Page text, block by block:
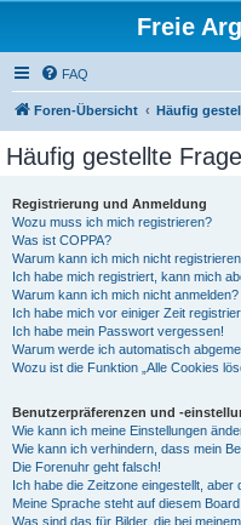
Freie
FAQ
Foren-Übersicht Häufig
Häufig gestellte
Registrierung und Anmeldung
Wozu muss ich mich registrieren?
Was ist COPPA?
Warum kann ich mich nicht
Ich habe mich registriert, kann mich
Warum kann ich mich nicht anmelden?
Ich habe mich vor einiger Zeit
Ich habe mein Passwort vergessen!
Warum werde ich automatisch
Wozu ist die Funktion „Alle Cookies
Benutzerpräferenzen und -
Wie kann ich meine Einstellungen
Wie kann ich verhindern, dass mein
Die Forenuhr geht falsch!
Ich habe die Zeitzone eingestellt,
Meine Sprache steht auf diesem
Was sind das für Bilder, die bei